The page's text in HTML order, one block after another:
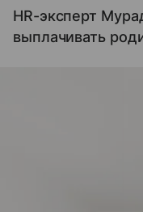
HR-эксперт
выплачивать